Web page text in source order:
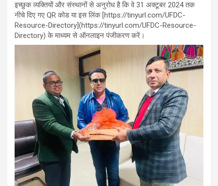
इच्छुक व्यक्तियों और संस्थानों से अनुरोध है कि वे 31 अक्टूबर 2024 तक
नीचे दिए गए QR कोड या इस लिंक [https://tinyurl.com/UFDC-
Resource-Directory](https://tinyurl.com/UFDC-Resource-
Directory) के माध्यम से ऑनलाइन पंजीकरण करें।